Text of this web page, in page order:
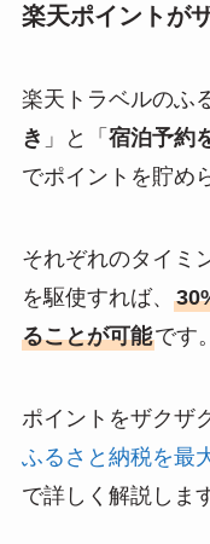
楽天ポイントが
楽天トラベルのふ
き 」と「 宿泊予約
でポイントを貯め
それぞれのタイミ
を駆使すれば、
ることが可能です。
ポイントをザクザ
ふるさと納税を最
で詳しく解説しま